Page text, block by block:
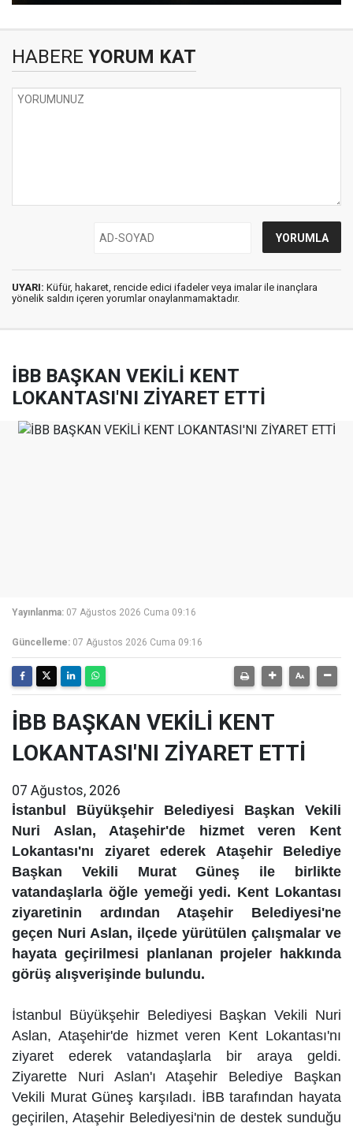
HABERE YORUM KAT
UYARI: Küfür, hakaret, rencide edici ifadeler veya imalar ile inançlara
yönelik saldırı içeren yorumlar onaylanmamaktadır.
İBB BAŞKAN VEKİLİ KENT
LOKANTASI'NI ZİYARET ETTİ
Yayınlanma: 07 Ağustos 2026 Cuma 09:16
Güncelleme: 07 Ağustos 2026 Cuma 09:16
İBB BAŞKAN VEKİLİ KENT
LOKANTASI'NI ZİYARET ETTİ
07 Ağustos, 2026
İstanbul Büyükşehir Belediyesi Başkan Vekili
Nuri Aslan, Ataşehir'de hizmet veren Kent
Lokantası'nı ziyaret ederek Ataşehir Belediye
Başkan Vekili Murat Güneş ile birlikte
vatandaşlarla öğle yemeği yedi. Kent Lokantası
ziyaretinin ardından Ataşehir Belediyesi'ne
geçen Nuri Aslan, ilçede yürütülen çalışmalar ve
hayata geçirilmesi planlanan projeler hakkında
görüş alışverişinde bulundu.
İstanbul Büyükşehir Belediyesi Başkan Vekili Nuri
Aslan, Ataşehir'de hizmet veren Kent Lokantası'nı
ziyaret ederek vatandaşlarla bir araya geldi.
Ziyarette Nuri Aslan'ı Ataşehir Belediye Başkan
Vekili Murat Güneş karşıladı. İBB tarafından hayata
geçirilen, Ataşehir Belediyesi'nin de destek sunduğu